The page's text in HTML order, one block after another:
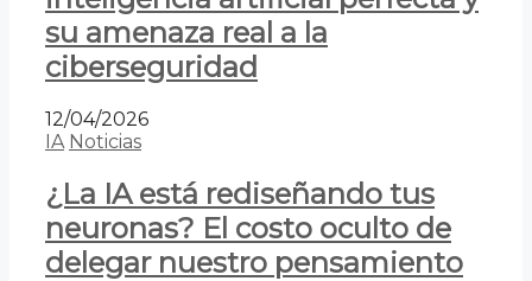
su amenaza real a la
ciberseguridad
12/04/2026
IA Noticias
¿La IA está rediseñando tus
neuronas? El costo oculto de
delegar nuestro pensamiento